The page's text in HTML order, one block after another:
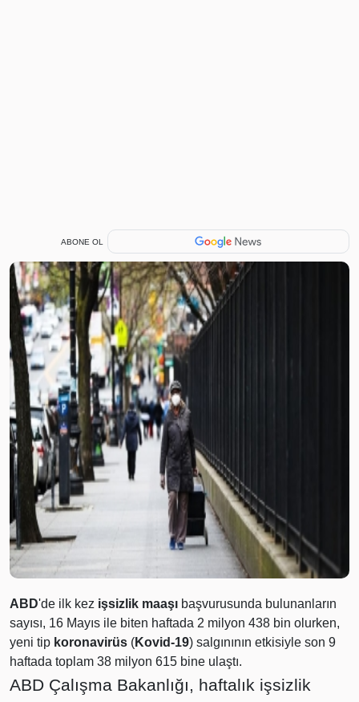
ABONE OL
ABD'de ilk kez işsizlik maaşı başvurusunda bulunanların
sayısı, 16 Mayıs ile biten haftada 2 milyon 438 bin olurken,
yeni tip koronavirüs (Kovid-19) salgınının etkisiyle son 9
haftada toplam 38 milyon 615 bine ulaştı.
ABD Çalışma Bakanlığı, haftalık işsizlik